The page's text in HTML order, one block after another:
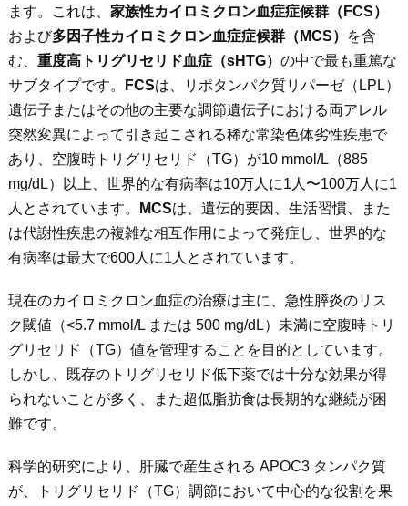
ます。これは、 家族性カイロミクロン血症症候群（ FCS）
および多因子性カイロミクロン血症症候群（ MCS）
を含
む、 重度高トリグリセリド血症（sHTG） の中で最も重篤な
サブタイプです。
FCSは、リポタンパク質リパーゼ（LPL）
遺伝子またはその他の主要な調節遺伝子における両アレル
突然変異によって引き起こされる稀な常染色体劣性疾患で
あり、空腹時トリグリセリド（TG）が10 mmol/L（885
mg/dL）以上、世界的な有病率は10万人に1人〜100万人に1
人とされています。
MCSは、遺伝的要因、生活習慣、また
は代謝性疾患の複雑な相互作用によって発症し、世界的な
有病率は最大で600人に1人とされています。
現在のカイロミクロン血症の治療は主に、急性膵炎のリス
ク閾値（<5.7 mmol/L または 500 mg/dL）未満に空腹時トリ
グリセリド（TG）値を管理することを目的としています。
しかし、既存のトリグリセリド低下薬では十分な効果が得
られないことが多く、また超低脂肪食は長期的な継続が困
難です。
科学的研究により、肝臓で産生される APOC3 タンパク質
が、トリグリセリド（TG）調節において中心的な役割を果